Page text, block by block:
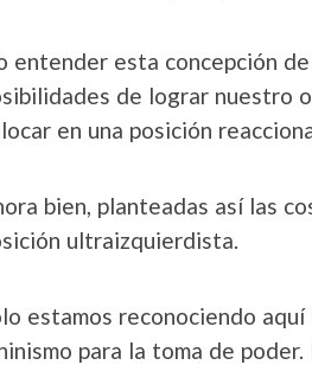
entender esta concepción
de lograr nuestro
en una posición
bien, planteadas así las
ultraizquierdista.
estamos reconociendo
para la toma de